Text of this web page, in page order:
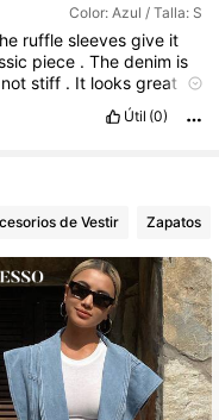
Color: Azul / Talla: S
rufflesleevesgive it
piece .Thedenim is
notstiff . It looksgreat
Útil (0)
de Vestir Zapatos